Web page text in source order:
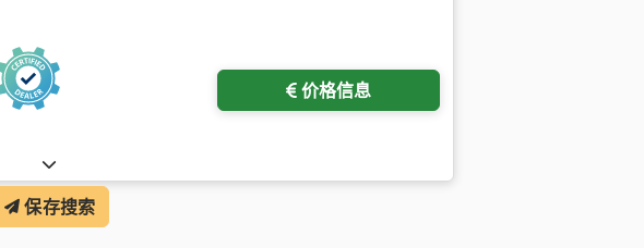
价格信息
保存搜索